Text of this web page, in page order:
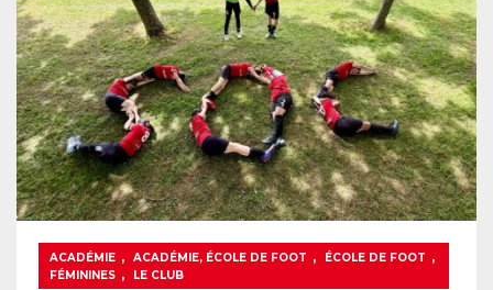
ACADÉMIE , ACADÉMIE, ÉCOLE DE FOOT , ÉCOLE DE FOOT ,
FÉMININES , LE CLUB